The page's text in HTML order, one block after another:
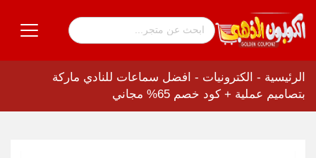
الرئيسية - الكترونيات - افضل سماعات للنادي ماركة
بتصاميم عملية + كود خصم 65% مجاني